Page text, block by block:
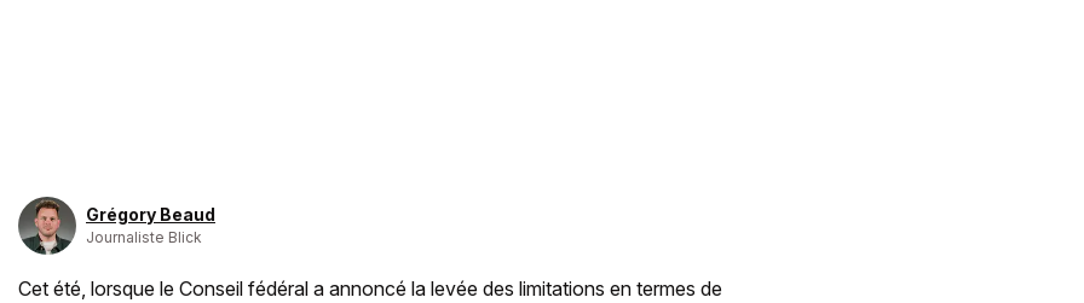
Grégory Beaud
Journaliste Blick
Cet été, lorsque le Conseil fédéral a annoncé la levée des limitations en termes de